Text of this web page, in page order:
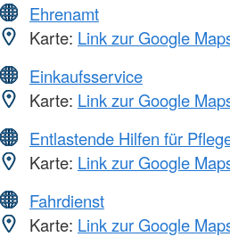
Ehrenamt
Karte: Link zur Google
Einkaufsservice
Karte: Link zur Google
Entlastende Hilfen für
Karte: Link zur Google
Fahrdienst
Karte: Link zur Google